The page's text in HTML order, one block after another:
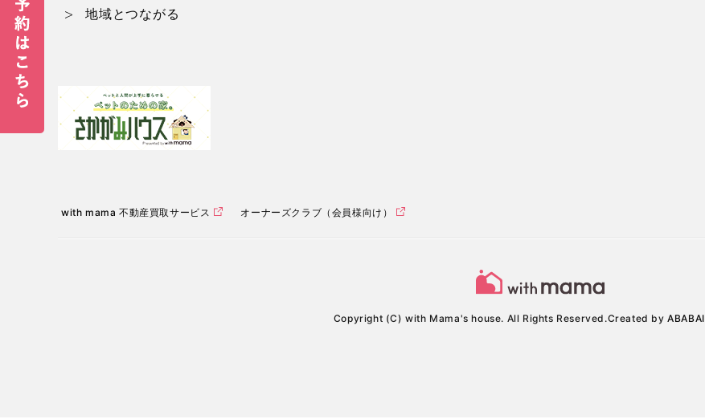
地域とつながる
with mama 不動産買取サービス オーナーズクラブ（会員様向け）
Copyright (C) with Mama's house. All Rights Reserved.Created byABABAI